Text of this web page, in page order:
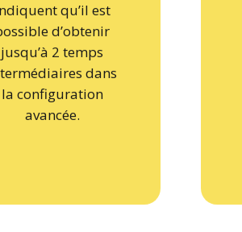
qu’il est
d’obtenir
jusqu’à 2 temps
dans
la configuration
avancée.